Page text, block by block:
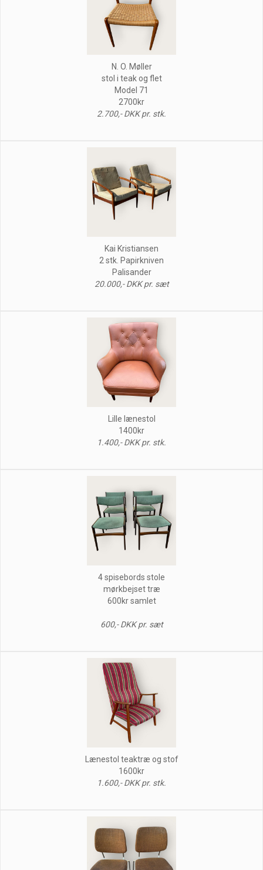
N. O. Møller
stol i teak og flet
Model 71
2700kr
2.700,- DKK pr. stk.
Kai Kristiansen
2 stk. Papirkniven
Palisander
20.000,- DKK pr. sæt
Lille lænestol
1400kr
1.400,- DKK pr. stk.
4 spisebords stole
mørkbejset træ
600kr samlet
600,- DKK pr. sæt
Lænestol teaktræ og stof
1600kr
1.600,- DKK pr. stk.